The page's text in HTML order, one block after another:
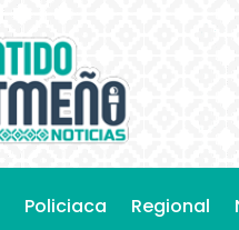
Policiaca Regional